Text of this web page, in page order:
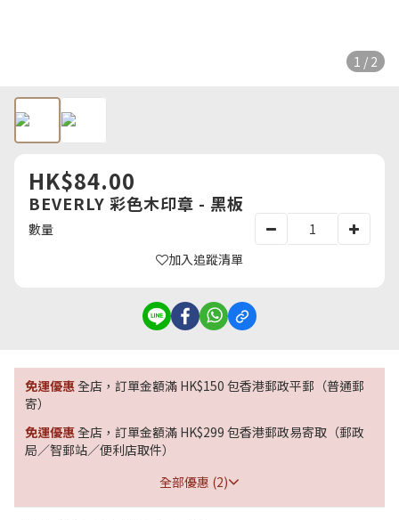
1 / 2
HK$84.00
BEVERLY 彩色木印章 - 黑板
數量
加入追蹤清單
免運優惠全店，訂單金額滿 HK$150 包香港郵政平郵（普通郵
寄）
免運優惠全店，訂單金額滿 HK$299 包香港郵政易寄取（郵政
局／智郵站／便利店取件）
全部優惠 (2)